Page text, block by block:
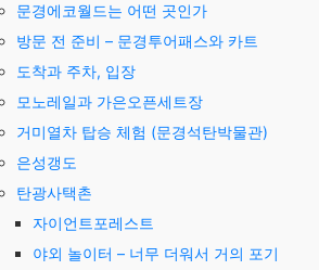
문경에코월드는 어떤 곳인가
방문 전 준비 – 문경투어패스와 카트
도착과 주차, 입장
모노레일과 가은오픈세트장
거미열차 탑승 체험 (문경석탄박물관)
은성갱도
탄광사택촌
자이언트포레스트
야외 놀이터 – 너무 더워서 거의 포기